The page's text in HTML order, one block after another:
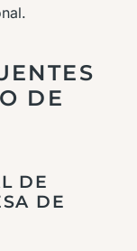
DE
DE
DE